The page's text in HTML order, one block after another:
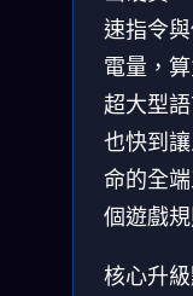
速指令
電量，
超大型
也快到
命的全
個遊戲
核心升